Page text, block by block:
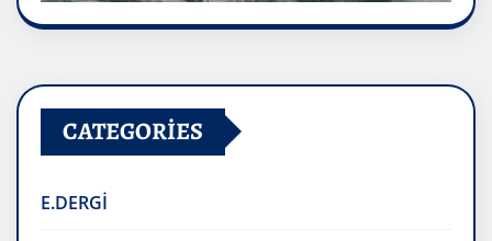
CATEGORIES
E.DERGİ